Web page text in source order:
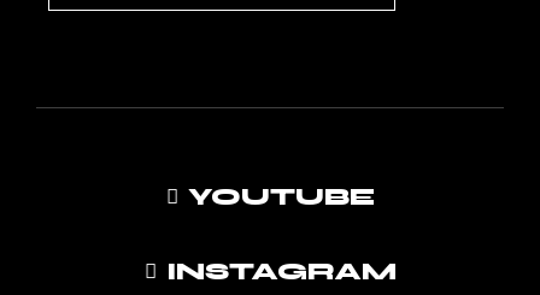
YOUTUBE
INSTAGRAM